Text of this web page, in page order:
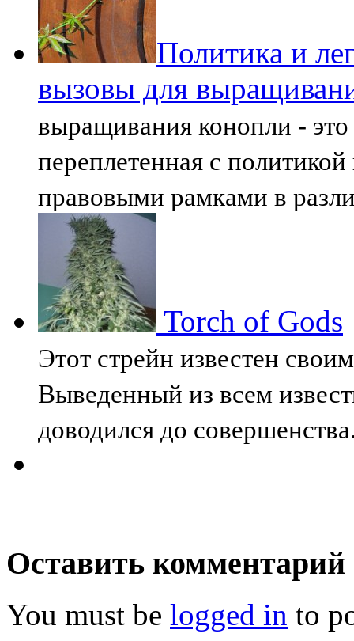
Политика и
вызовы для
выращивания конопли - это
переплетенная с
правовыми рамками в
Torch of Gods
Этот стрейн известен
Выведенный из всем
доводился до
Оставить комментарий
You must be logged in to